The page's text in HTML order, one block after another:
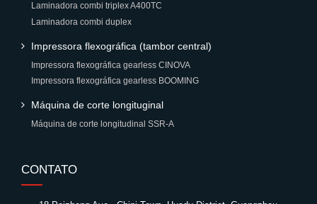
Laminadora combi triplex A400TC
Laminadora combi duplex
Impressora flexográfica (tambor central)
Impressora flexográfica gearless CINOVA
Impressora flexográfica gearless BOOMING
Máquina de corte longituginal
Máquina de corte longitudinal SSR-A
CONTATO